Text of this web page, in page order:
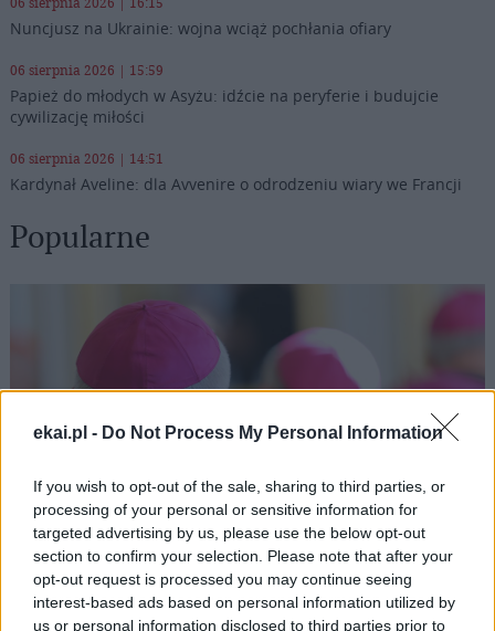
ekai.pl - Do Not Process My Personal Information
If you wish to opt-out of the sale, sharing to third parties, or
processing of your personal or sensitive information for
targeted advertising by us, please use the below opt-out
section to confirm your selection. Please note that after your
opt-out request is processed you may continue seeing
interest-based ads based on personal information utilized by
us or personal information disclosed to third parties prior to
Nuncjusz na Ukrainie: wojna wciąż pochłania ofiary
06 sierpnia 2026 | 15:59
Papież do młodych w Asyżu: idźcie na peryferie i budujcie
cywilizację miłości
06 sierpnia 2026 | 14:51
Kardynał Aveline: dla Avvenire o odrodzeniu wiary we Francji
Popularne
Ministerstwo Sprawiedliwości: kościelna Komisja ds.